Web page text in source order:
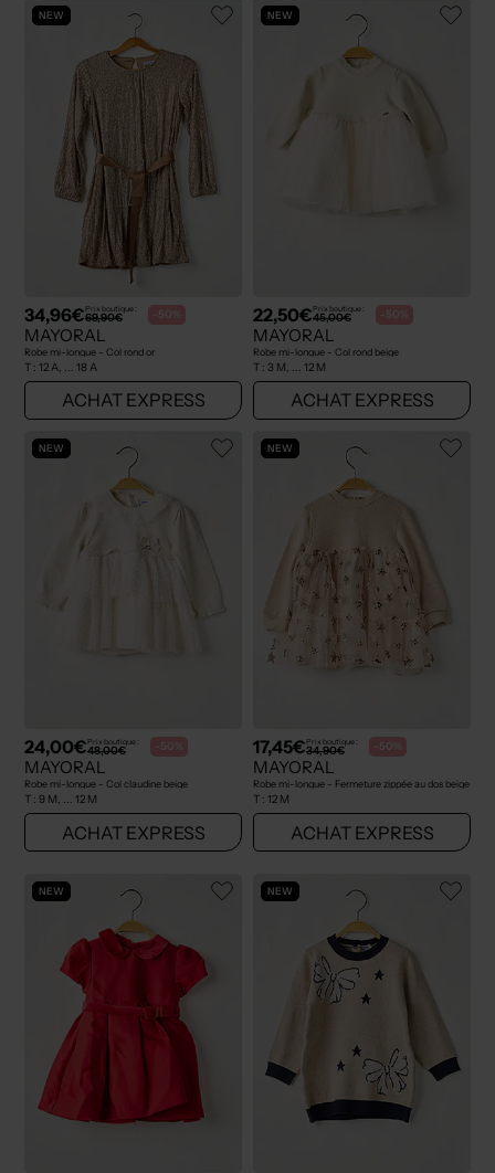
NEW
34,96€Prix boutique :
69,90€ -50%
MAYORAL
Robe mi-longue - Col rond or
T : 12 A, ... 18 A
ACHAT EXPRESS
NEW
22,50€Prix boutique :
45,00€ -50%
MAYORAL
Robe mi-longue - Col rond beige
T : 3 M, ... 12 M
ACHAT EXPRESS
NEW
24,00€Prix boutique :
48,00€ -50%
MAYORAL
Robe mi-longue - Col claudine beige
T : 9 M, ... 12 M
ACHAT EXPRESS
NEW
17,45€Prix boutique :
34,90€ -50%
MAYORAL
Robe mi-longue - Fermeture zippée au dos beige
T : 12 M
ACHAT EXPRESS
NEW NEW